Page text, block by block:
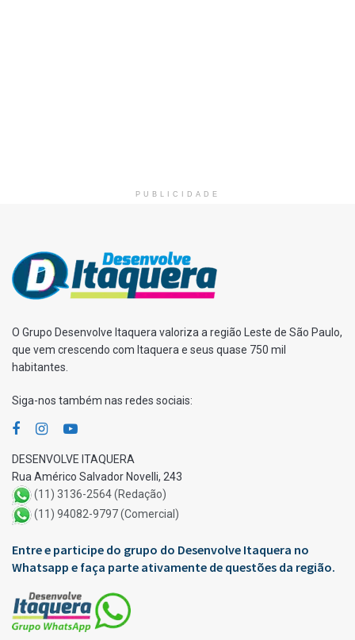
PUBLICIDADE
O Grupo Desenvolve Itaquera valoriza a região Leste de São Paulo,
que vem crescendo com Itaquera e seus quase 750 mil
habitantes.
Siga-nos também nas redes sociais:
DESENVOLVE ITAQUERA
Rua Américo Salvador Novelli, 243
(11) 3136-2564 (Redação)
(11) 94082-9797 (Comercial)
Entre e participe do grupo do Desenvolve Itaquera no
Whatsapp e faça parte ativamente de questões da região.